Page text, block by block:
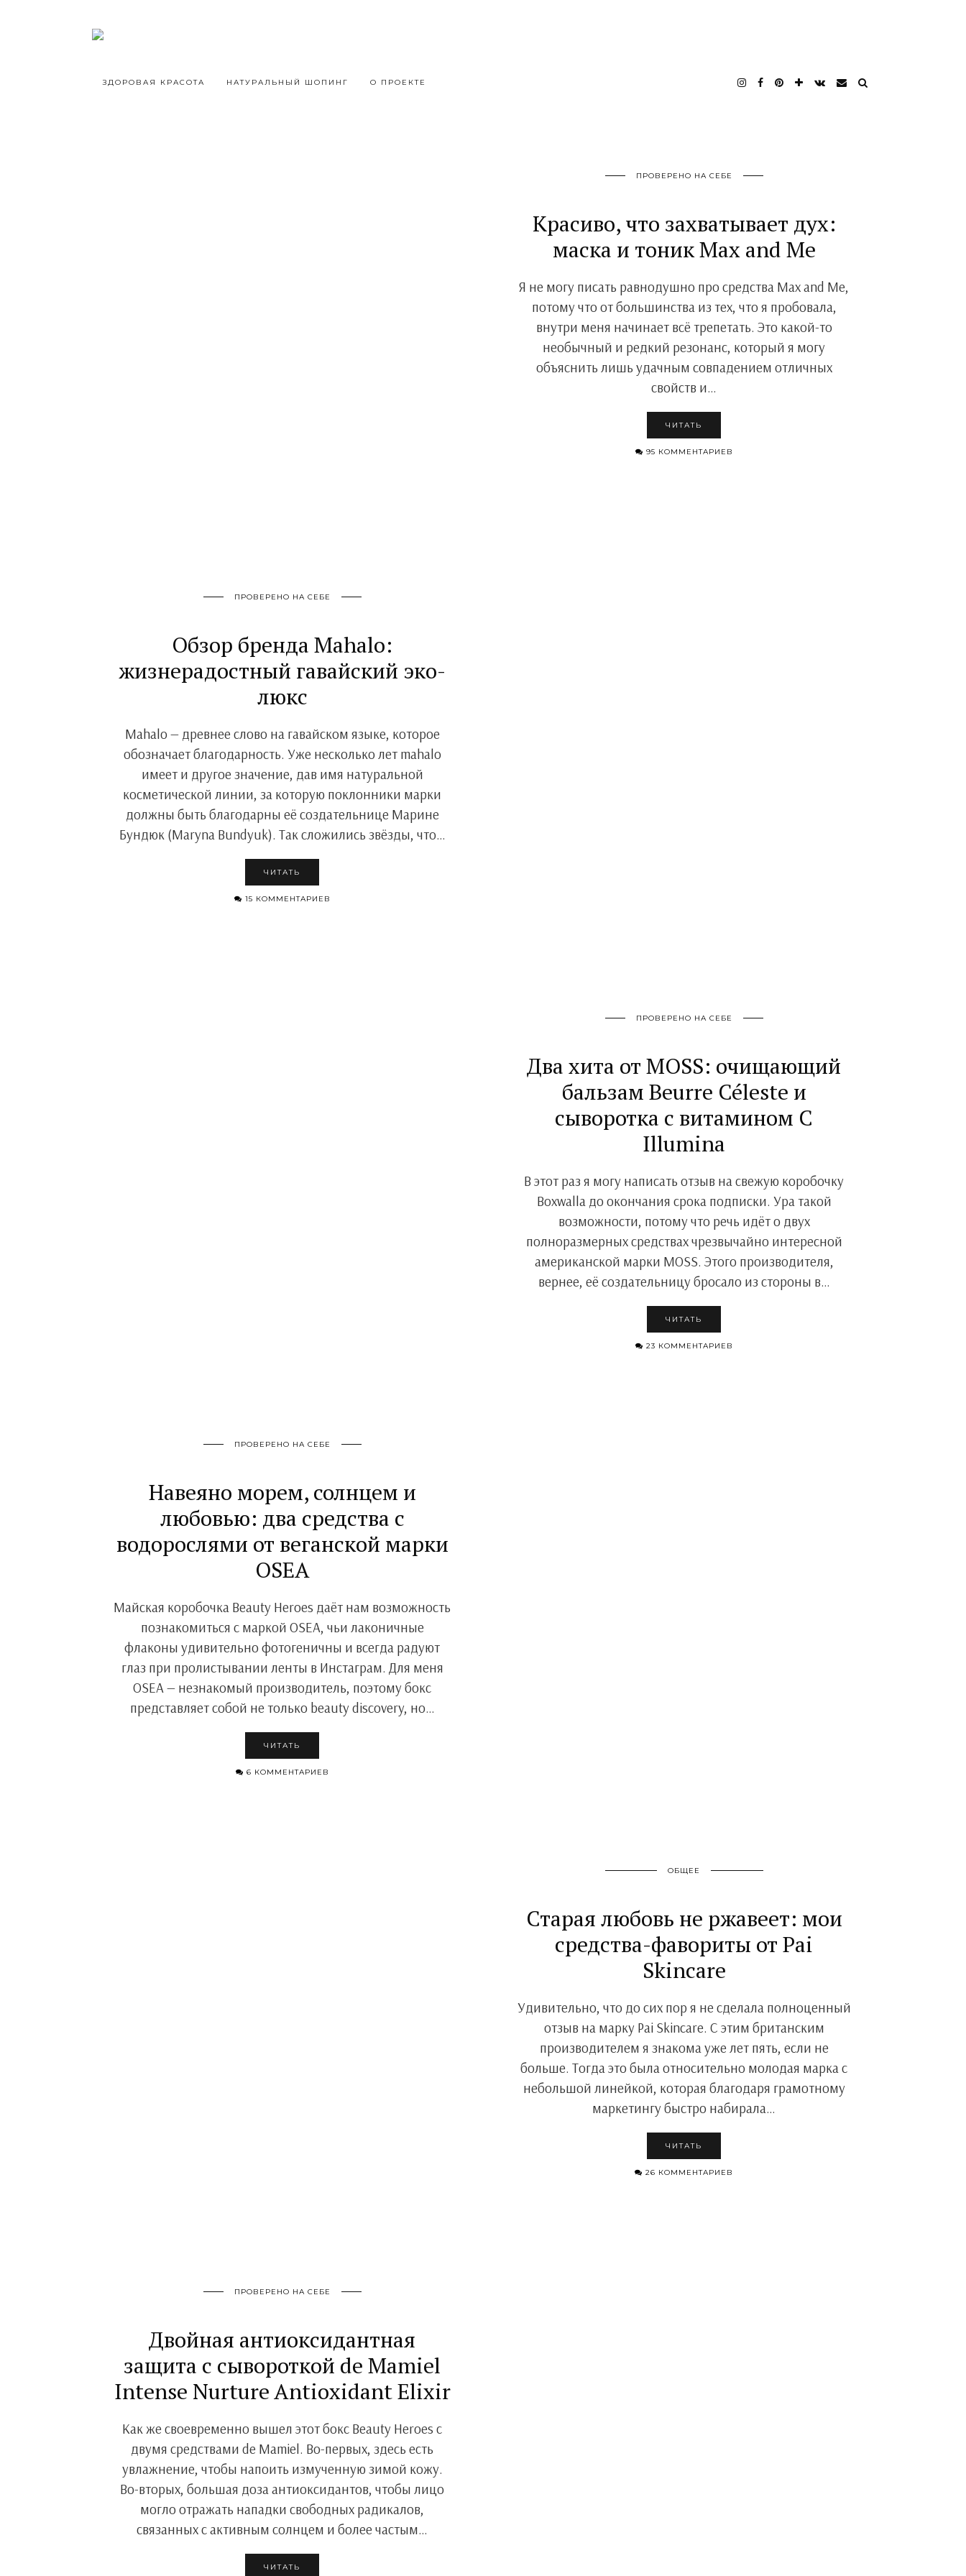
ЗДОРОВАЯ КРАСОТА НАТУРАЛЬНЫЙ ШОПИНГ О ПРОЕКТЕ
ПРОВЕРЕНО НА СЕБЕ
Красиво, что захватывает дух:
маска и тоник Max and Me
Я не могу писать равнодушно про средства Max and Me,
потому что от большинства из тех, что я пробовала,
внутри меня начинает всё трепетать. Это какой-то
необычный и редкий резонанс, который я могу
объяснить лишь удачным совпадением отличных
свойств и…
ЧИТАТЬ
95 КОММЕНТАРИЕВ
ПРОВЕРЕНО НА СЕБЕ
Обзор бренда Mahalo:
жизнерадостный гавайский эко-
люкс
Mahalo — древнее слово на гавайском языке, которое
обозначает благодарность. Уже несколько лет mahalo
имеет и другое значение, дав имя натуральной
косметической линии, за которую поклонники марки
должны быть благодарны её создательнице Марине
Бундюк (Maryna Bundyuk). Так сложились звёзды, что…
ЧИТАТЬ
15 КОММЕНТАРИЕВ
ПРОВЕРЕНО НА СЕБЕ
Два хита от MOSS: очищающий
бальзам Beurre Céleste и
сыворотка с витамином С
Illumina
В этот раз я могу написать отзыв на свежую коробочку
Boxwalla до окончания срока подписки. Ура такой
возможности, потому что речь идёт о двух
полноразмерных средствах чрезвычайно интересной
американской марки MOSS. Этого производителя,
вернее, её создательницу бросало из стороны в…
ЧИТАТЬ
23 КОММЕНТАРИЕВ
ПРОВЕРЕНО НА СЕБЕ
Навеяно морем, солнцем и
любовью: два средства с
водорослями от веганской марки
OSEA
Майская коробочка Beauty Heroes даёт нам возможность
познакомиться с маркой OSEA, чьи лаконичные
флаконы удивительно фотогеничны и всегда радуют
глаз при пролистывании ленты в Инстаграм. Для меня
OSEA — незнакомый производитель, поэтому бокс
представляет собой не только beauty discovery, но…
ЧИТАТЬ
6 КОММЕНТАРИЕВ
ОБЩЕЕ
Старая любовь не ржавеет: мои
средства-фавориты от Pai
Skincare
Удивительно, что до сих пор я не сделала полноценный
отзыв на марку Pai Skincare. С этим британским
производителем я знакома уже лет пять, если не
больше. Тогда это была относительно молодая марка с
небольшой линейкой, которая благодаря грамотному
маркетингу быстро набирала…
ЧИТАТЬ
26 КОММЕНТАРИЕВ
ПРОВЕРЕНО НА СЕБЕ
Двойная антиоксидантная
защита с сывороткой de Mamiel
Intense Nurture Antioxidant Elixir
Как же своевременно вышел этот бокс Beauty Heroes c
двумя средствами de Mamiel. Во-первых, здесь есть
увлажнение, чтобы напоить измученную зимой кожу.
Во-вторых, большая доза антиоксидантов, чтобы лицо
могло отражать нападки свободных радикалов,
связанных с активным солнцем и более частым…
ЧИТАТЬ